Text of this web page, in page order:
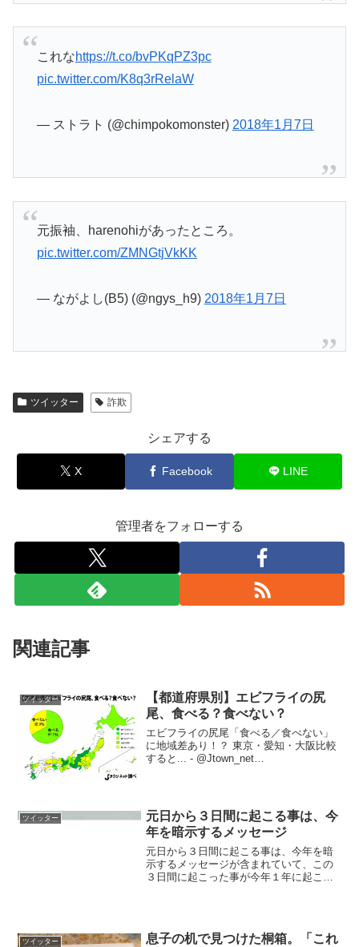
これなhttps://t.co/bvPKqPZ3pc
pic.twitter.com/K8q3rRelaW
— ストラト (@chimpokomonster) 2018年1月7日
元振袖、harenohiがあったところ。
pic.twitter.com/ZMNGtjVkKK
— ながよし(B5) (@ngys_h9) 2018年1月7日
ツイッター 詐欺
シェアする
X Facebook LINE
管理者をフォローする
関連記事
ツイッター
【都道府県別】エビフライの尻
尾、食べる？食べない？
エビフライの尻尾「食べる／食べない」
に地域差あり！？ 東京・愛知・大阪比較
すると... - @Jtown_net
ツイッター
元日から３日間に起こる事は、今
年を暗示するメッセージ
元日から３日間に起こる事は、今年を暗
示するメッセージが含まれていて、この
３日間に起こった事が今年１年に起こる
ツイッター
息子の机で見つけた桐箱。「これ